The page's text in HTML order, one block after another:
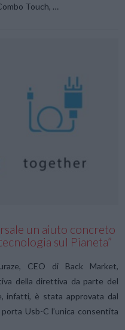
Touch, …
un aiuto concreto
sul Pianeta”
CEO di Back Market,
della direttiva da parte del
infatti, è stata approvata dal
Usb-C l’unica consentita